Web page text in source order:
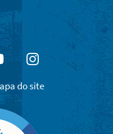
YoutubeInstagram
do site